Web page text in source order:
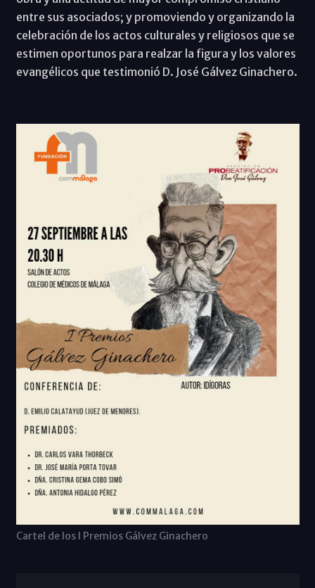
entre sus asociados; y promoviendo y organizando la
celebración de los actos culturales y religiosos que se
estimen oportunos para realzar la figura y los valores
evangélicos que testimonió D. José Gálvez Ginachero.
Cartel de los I Premios Gálvez Ginachero